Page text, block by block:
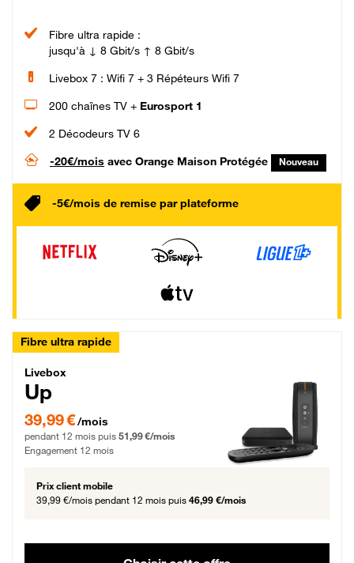
Fibre ultra rapide :
jusqu'à ↓ 8 Gbit/s ↑ 8 Gbit/s
Livebox 7 : Wifi 7 + 3 Répéteurs Wifi 7
200 chaînes TV + Eurosport 1
2 Décodeurs TV 6
-20€/mois avec Orange Maison Protégée Nouveau
-5€/mois de remise par plateforme
Fibre ultra rapide
Livebox Up Fibre
Livebox
Up
39,99 € par mois pendant 12 mois puis 51,99 € par mois, Engagement 12 mois
39,99 €/mois
pendant 12 mois puis 51,99 €/mois
Engagement 12 mois
Prix client mobile
39,99 €/mois pendant 12 mois puis 46,99 €/mois